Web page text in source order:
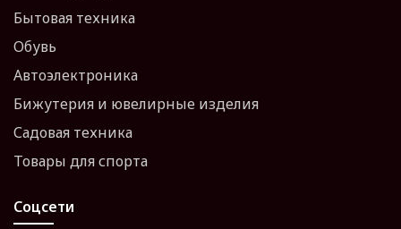
Бытовая техника
Обувь
Автоэлектроника
Бижутерия и ювелирные изделия
Садовая техника
Товары для спорта
Соцсети